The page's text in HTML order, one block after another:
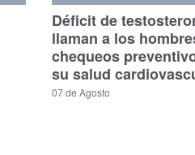
Déficit de
llaman a los
chequeos
su salud
07 de Agosto